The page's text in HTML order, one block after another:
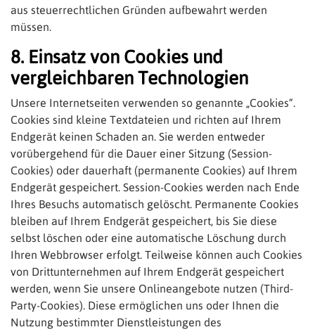
aus steuerrechtlichen Gründen aufbewahrt werden
müssen.
8. Einsatz von Cookies und
vergleichbaren Technologien
Unsere Internetseiten verwenden so genannte „Cookies“.
Cookies sind kleine Textdateien und richten auf Ihrem
Endgerät keinen Schaden an. Sie werden entweder
vorübergehend für die Dauer einer Sitzung (Session-
Cookies) oder dauerhaft (permanente Cookies) auf Ihrem
Endgerät gespeichert. Session-Cookies werden nach Ende
Ihres Besuchs automatisch gelöscht. Permanente Cookies
bleiben auf Ihrem Endgerät gespeichert, bis Sie diese
selbst löschen oder eine automatische Löschung durch
Ihren Webbrowser erfolgt. Teilweise können auch Cookies
von Drittunternehmen auf Ihrem Endgerät gespeichert
werden, wenn Sie unsere Onlineangebote nutzen (Third-
Party-Cookies). Diese ermöglichen uns oder Ihnen die
Nutzung bestimmter Dienstleistungen des